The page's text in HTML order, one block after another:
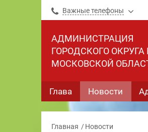
Важные телефоны
АДМИНИСТРАЦИЯ
ГОРОДСКОГО
МОСКОВСКОЙ
Глава Новости
Главная Новости